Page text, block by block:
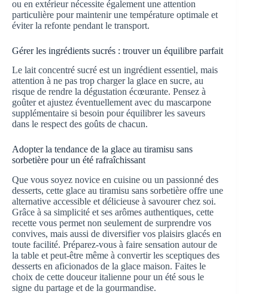
ou en extérieur nécessite également une attention
particulière pour maintenir une température optimale et
éviter la refonte pendant le transport.
Gérer les ingrédients sucrés : trouver un équilibre parfait
Le lait concentré sucré est un ingrédient essentiel, mais
attention à ne pas trop charger la glace en sucre, au
risque de rendre la dégustation écœurante. Pensez à
goûter et ajustez éventuellement avec du mascarpone
supplémentaire si besoin pour équilibrer les saveurs
dans le respect des goûts de chacun.
Adopter la tendance de la glace au tiramisu sans
sorbetière pour un été rafraîchissant
Que vous soyez novice en cuisine ou un passionné des
desserts, cette glace au tiramisu sans sorbetière offre une
alternative accessible et délicieuse à savourer chez soi.
Grâce à sa simplicité et ses arômes authentiques, cette
recette vous permet non seulement de surprendre vos
convives, mais aussi de diversifier vos plaisirs glacés en
toute facilité. Préparez-vous à faire sensation autour de
la table et peut-être même à convertir les sceptiques des
desserts en aficionados de la glace maison. Faites le
choix de cette douceur italienne pour un été sous le
signe du partage et de la gourmandise.